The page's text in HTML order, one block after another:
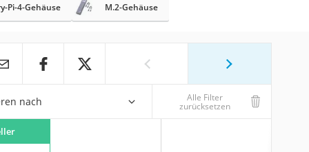
Pi-4-Gehäuse M.2-Gehäuse
nach Alle Filter
zurücksetzen